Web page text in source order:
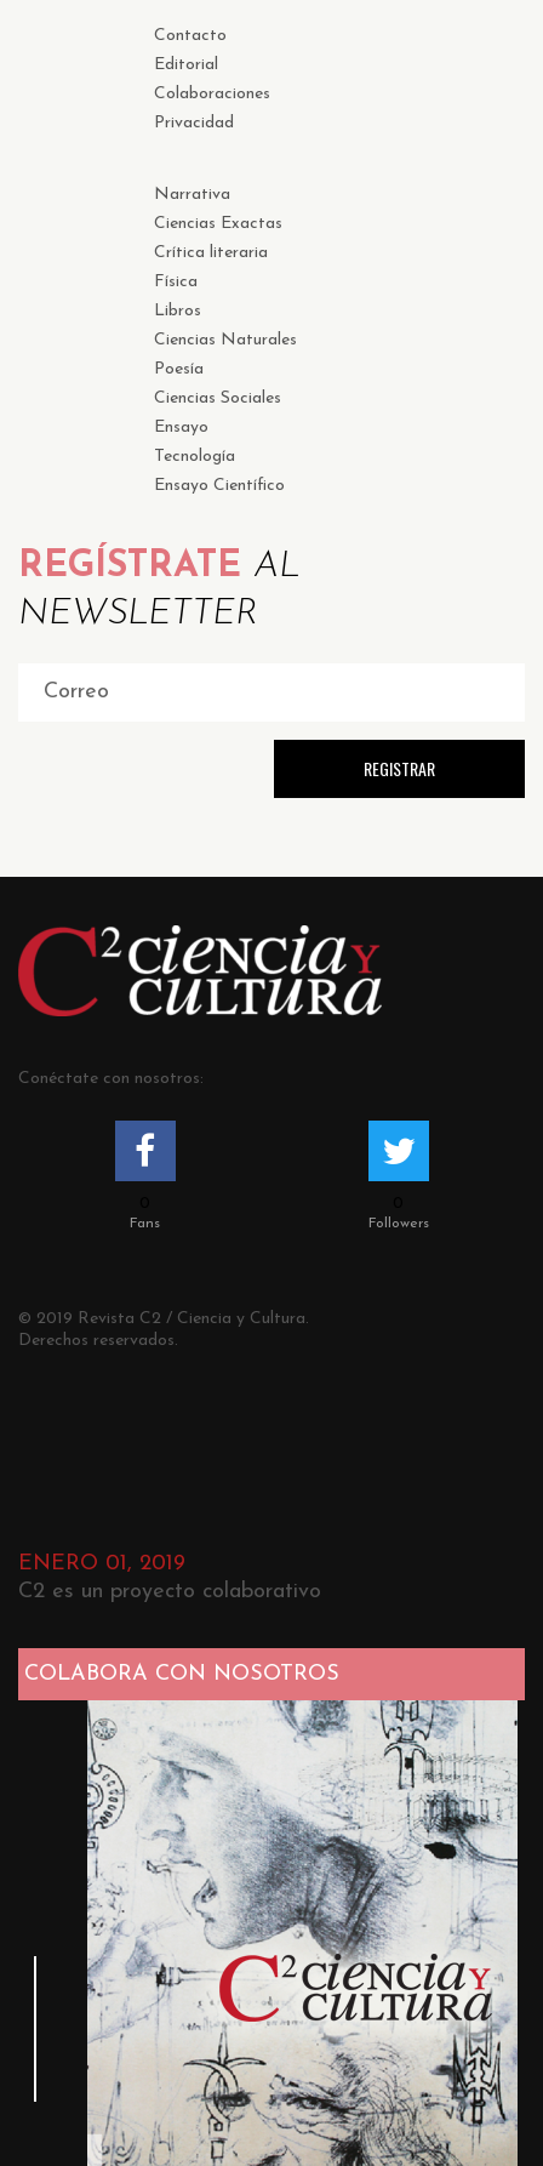
Contacto
Editorial
Colaboraciones
Privacidad
Narrativa
Ciencias Exactas
Crítica literaria
Física
Libros
Ciencias Naturales
Poesía
Ciencias Sociales
Ensayo
Tecnología
Ensayo Científico
REGÍSTRATE AL
NEWSLETTER
Conéctate con nosotros:
Fans Followers
© 2019 Revista C2 / Ciencia y Cultura.
Derechos reservados.
ENERO 01, 2019
C2 es un proyecto colaborativo
COLABORA CON NOSOTROS